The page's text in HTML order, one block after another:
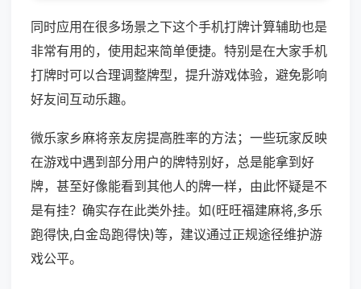
同时应用在很多场景之下这个手机打牌计算辅助也是
非常有用的，使用起来简单便捷。特别是在大家手机
打牌时可以合理调整牌型，提升游戏体验，避免影响
好友间互动乐趣。
微乐家乡麻将亲友房提高胜率的方法；一些玩家反映
在游戏中遇到部分用户的牌特别好，总是能拿到好
牌，甚至好像能看到其他人的牌一样，由此怀疑是不
是有挂？确实存在此类外挂。如(旺旺福建麻将,多乐
跑得快,白金岛跑得快)等，建议通过正规途径维护游
戏公平。